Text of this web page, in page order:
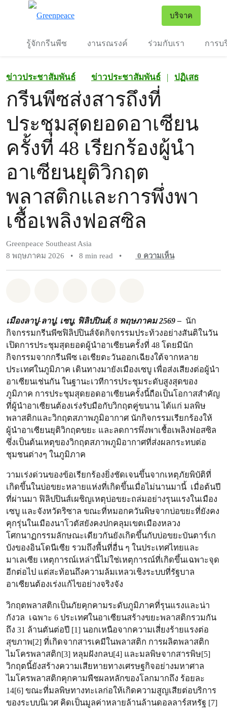
บริจาค
รู้จักกรีนพีซ งานรณรงค์ ร่วมกับเรา การบ
ข่าวประชาสัมพันธ์ ข่าวประชาสัมพันธ์ | ปฏิเสธ
กรีนพีซส่งสารถึงที่
ประชุมสุดยอดอาเซียน
ครั้งที่ 48 เรียกร้องผู้นำ
อาเซียนยุติวิกฤต
พลาสติกและการพึ่งพา
เชื้อเพลิงฟอสซิล
Greenpeace Southeast Asia
8 พฤษภาคม 2026
• 8 min read • 0 ความเห็น
เมืองลาปู-ลาปู, เซบู, ฟิลิปปินส์, 8 พฤษภาคม 2569 – นัก
กิจกรรมกรีนพีซฟิลิปปินส์จัดกิจกรรมประท้วงอย่างสันติในวัน
เปิดการประชุมสุดยอดผู้นำอาเซียนครั้งที่ 48 โดยมีนัก
กิจกรรมจากกรีนพีซ เอเชียตะวันออกเฉียงใต้จากหลาย
ประเทศในภูมิภาค เดินทางมายังเมืองเซบู เพื่อส่งเสียงต่อผู้นำ
อาเซียนเช่นกัน ในฐานะเวทีการประชุมระดับสูงสุดของ
ภูมิภาค การประชุมสุดยอดอาเซียนครั้งนี้ถือเป็นโอกาสสำคัญ
ที่ผู้นำอาเซียนต้องเร่งรับมือกับวิกฤตคู่ขนาน ได้แก่ มลพิษ
พลาสติกและวิกฤตสภาพภูมิอากาศ นักกิจกรรมเรียกร้องให้
ผู้นำอาเซียนยุติวิกฤตขยะ และลดการพึ่งพาเชื้อเพลิงฟอสซิล
ซึ่งเป็นต้นเหตุของวิกฤตสภาพภูมิอากาศที่ส่งผลกระทบต่อ
ชุมชนต่างๆ ในภูมิภาค
วามเร่งด่วนของข้อเรียกร้องยิ่งชัดเจนขึ้นจากเหตุภัยพิบัติที่
เกิดขึ้นในบ่อขยะหลายแห่งที่เกิดขึ้นเมื่อไม่นานมานี้ เมื่อต้นปี
ที่ผ่านมา ฟิลิปปินส์เผชิญเหตุบ่อขยะถล่มอย่างรุนแรงในเมือง
เซบู และจังหวัดริซาล ขณะที่หมอกควันพิษจากบ่อขยะที่ยังคง
คุกรุ่นในเมืองนาโวตัสยังคงปกคลุมเขตเมืองหลวง
โศกนาฏกรรมลักษณะเดียวกันยังเกิดขึ้นกับบ่อขยะบันตาร์เก
บังของอินโดนีเซีย รวมถึงพื้นที่อื่น ๆ ในประเทศไทยและ
มาเลเซีย เหตุการณ์เหล่านี้ไม่ใช่เหตุการณ์ที่เกิดขึ้นเฉพาะจุด
อีกต่อไป แต่สะท้อนถึงความล้มเหลวเชิงระบบที่รัฐบาล
อาเซียนต้องเร่งแก้ไขอย่างจริงจัง
วิกฤตพลาสติกเป็นภัยคุกคามระดับภูมิภาคที่รุนแรงและน่า
กังวล เฉพาะ 6 ประเทศในอาเซียนสร้างขยะพลาสติกรวมกัน
ถึง 31 ล้านตันต่อปี [1] นอกเหนือจากความเสี่ยงร้ายแรงต่อ
สุขภาพ[2] ที่เกิดจากสารเคมีในพลาสติก การผลิตพลาสติก
ไมโครพลาสติก[3] หลุมฝังกลบ[4] และมลพิษจากสารพิษ[5]
วิกฤตนี้ยังสร้างความเสียหายทางเศรษฐกิจอย่างมหาศาล
ไมโครพลาสติกคุกคามพืชผลหลักของโลกมากถึง ร้อยละ
14[6] ขณะที่มลพิษทางทะเลก่อให้เกิดความสูญเสียต่อบริการ
ของระบบนิเวศ คิดเป็นมูลค่าหลายล้านล้านดอลลาร์สหรัฐ [7]